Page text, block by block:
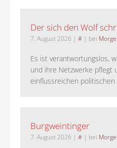
Der sich den Wolf
7. August 2026 | # | bei
Es ist verantwortungslos,
und ihre Netzwerke pflegt
einflussreichen politischen
Burgweintinger
7. August 2026 | # | bei